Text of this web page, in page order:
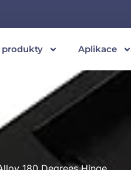
produkty Aplikace